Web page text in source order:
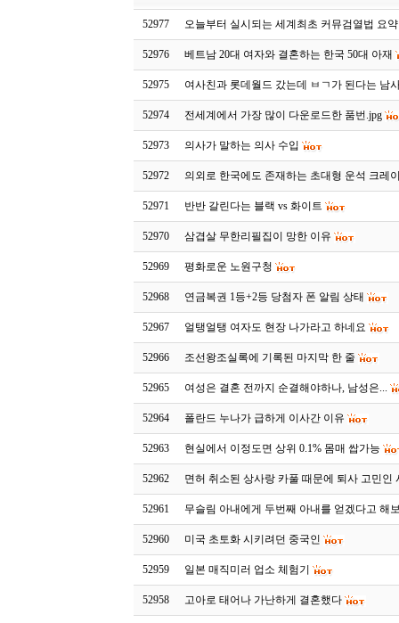
52977 오늘부터 실시되는 세계최초 커뮤검열법 요약
52976 베트남 20대 여자와 결혼하는 한국 50대 아재
52975 여사친과 롯데월드 갔는데 ㅂㄱ가 된다는 남
52974 전세계에서 가장 많이 다운로드한 품번.jpg
52973 의사가 말하는 의사 수입
52972 의외로 한국에도 존재하는 초대형 운석 크레
52971 반반 갈린다는 블랙 vs 화이트
52970 삼겹살 무한리필집이 망한 이유
52969 평화로운 노원구청
52968 연금복권 1등+2등 당첨자 폰 알림 상태
52967 얼탱얼탱 여자도 현장 나가라고 하네요
52966 조선왕조실록에 기록된 마지막 한 줄
52965 여성은 결혼 전까지 순결해야하나, 남성은...
52964 폴란드 누나가 급하게 이사간 이유
52963 현실에서 이정도면 상위 0.1% 몸매 쌉가능
52962 면허 취소된 상사랑 카풀 때문에 퇴사 고민인
52961 무슬림 아내에게 두번째 아내를 얻겠다고 해
52960 미국 초토화 시키려던 중국인
52959 일본 매직미러 업소 체험기
52958 고아로 태어나 가난하게 결혼했다